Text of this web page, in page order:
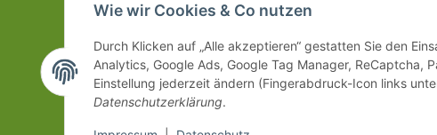
Wie wir Cookies & Co nutzen
Durch Klicken auf „Alle akzeptieren“ gestatten Sie den
Analytics, Google Ads, Google Tag Manager, ReCaptcha,
Einstellung jederzeit ändern (Fingerabdruck-Icon links
Datenschutzerklärung.